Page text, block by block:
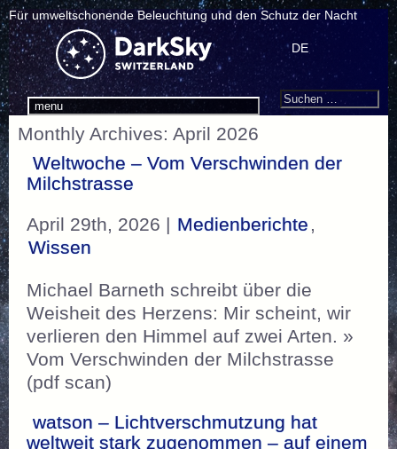
Für umweltschonende Beleuchtung und den Schutz der Nacht
menu
DE
Search
Suchen
Monthly Archives: April 2026
Weltwoche – Vom Verschwinden der
Milchstrasse
April 29th, 2026 | Medienberichte ,
Wissen
Michael Barneth schreibt über die
Weisheit des Herzens: Mir scheint, wir
verlieren den Himmel auf zwei Arten. »
Vom Verschwinden der Milchstrasse
(pdf scan)
watson – Lichtverschmutzung hat
weltweit stark zugenommen – auf einem